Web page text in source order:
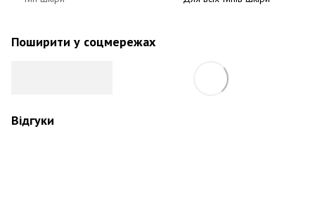
Поширити у соцмережах
Відгуки